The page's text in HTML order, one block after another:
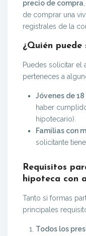
precio de compra
de comprar una
registrales de la
¿Quién
Puedes solicitar el
perteneces a
Jóvenes de 18
haber
hipotecario).
Familias con
solicitante
Requisitos
hipoteca con
Tanto si formas
principales
Todos los